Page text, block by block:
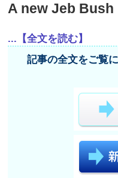
A new Jeb Bush
...【全文を読む】
記事の全文をご覧